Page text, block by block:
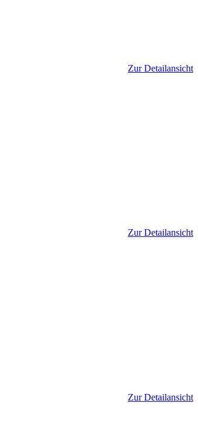
Zur Detailansicht
Zur Detailansicht
Zur Detailansicht